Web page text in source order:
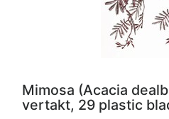
Mimosa (Acacia
vertakt, 29 plastic